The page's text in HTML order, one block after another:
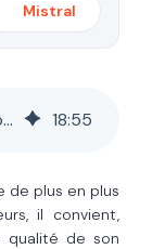
Mistral
Pourquoi créer une base de connaissance en ligne pour votre entreprise ? 18:55
de plus en plus
il convient,
qualité de son